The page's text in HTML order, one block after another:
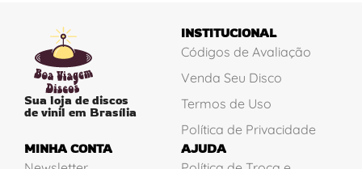
Sua loja de discos
de vinil em Brasília
INSTITUCIONAL
Códigos de Avaliação
Venda Seu Disco
Termos de Uso
Política de Privacidade
MINHA CONTA AJUDA